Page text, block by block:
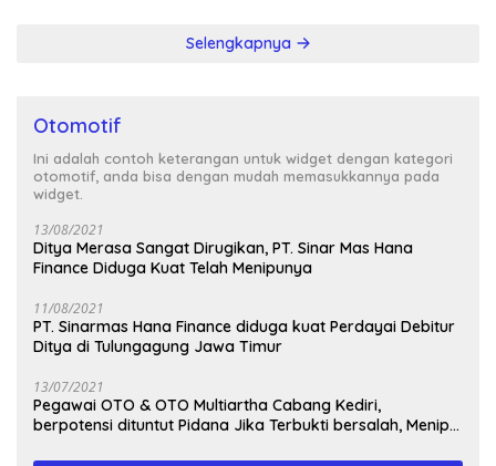
Selengkapnya
Otomotif
Ini adalah contoh keterangan untuk widget dengan kategori
otomotif, anda bisa dengan mudah memasukkannya pada
widget.
13/08/2021
Ditya Merasa Sangat Dirugikan, PT. Sinar Mas Hana
Finance Diduga Kuat Telah Menipunya
11/08/2021
PT. Sinarmas Hana Finance diduga kuat Perdayai Debitur
Ditya di Tulungagung Jawa Timur
13/07/2021
Pegawai OTO & OTO Multiartha Cabang Kediri,
berpotensi dituntut Pidana Jika Terbukti bersalah, Menipu